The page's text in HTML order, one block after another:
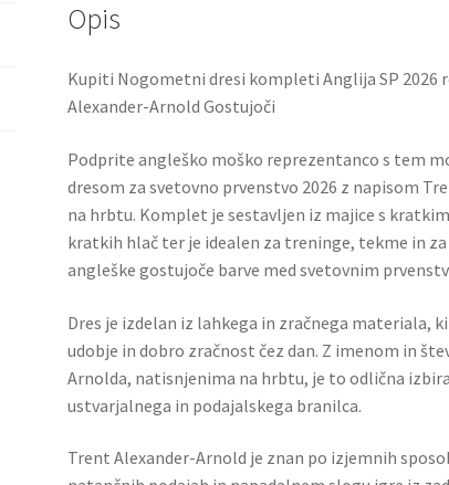
Gostujoči
količina
k
Opis
Kupiti Nogometni dresi kompleti Anglija SP 2026
Alexander-Arnold Gostujoči
Podprite angleško moško reprezentanco s tem
dresom za svetovno prvenstvo 2026 z napisom
na hrbtu. Komplet je sestavljen iz majice s
kratkih hlač ter je idealen za treninge, tekme in
angleške gostujoče barve med svetovnim
Dres je izdelan iz lahkega in zračnega materiala,
udobje in dobro zračnost čez dan. Z imenom in
Arnolda, natisnjenima na hrbtu, je to odlična
ustvarjalnega in podajalskega branilca.
Trent Alexander-Arnold je znan po izjemnih